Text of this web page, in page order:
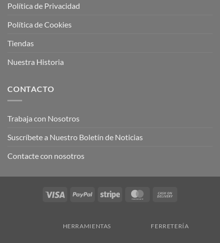
Política de Privacidad
Política de Cookies
Tiendas
Nuestra Historia
CONTACTO
Trabaja con Nosotros
Suscríbete a Nuestro Boletín de Noticias
Contacte con nosotros
Visa PayPal Stripe MasterCard
HERRAMIENTAS FERRETERÍA